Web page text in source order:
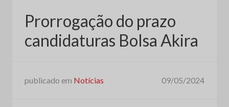
Prorrogação do prazo
candidaturas Bolsa Akira
publicado em Notícias 09/05/2024